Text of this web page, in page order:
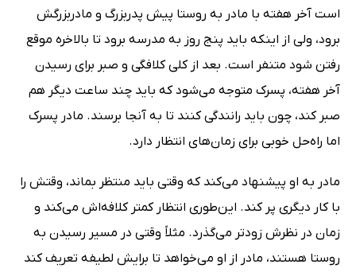
است آخر هفته با مادر به روستا پیش پدربزرگ و مادربزرگش
برود، ولی از اینکه باید پنج روز به مدرسه برود تا بالاخره موقع
رفتن شود متنفر است. بعد از کلی کلافگی و صبر برای رسیدن
آخر هفته، پسرک متوجه می‌شود که باید چند ساعت دیگر هم
صبر کند، چون باید رانندگی کنند تا به آنجا برسند. مادر پسرک
اما راه‌حل خوبی برای زمان‌های انتظار دارد.
مادر به او پیشنهاد می‌کند که وقتی باید منتظر بماند، وقتش را
با کار دیگری پر کند. این‌طوری انتظار کمتر کلافه‌اش می‌کند و
زمان در نظرش زودتر می‌گذرد. مثلاً وقتی در مسیر رسیدن به
روستا هستند، مادر از او می‌خواهد تا برایش لطیفه تعریف کند